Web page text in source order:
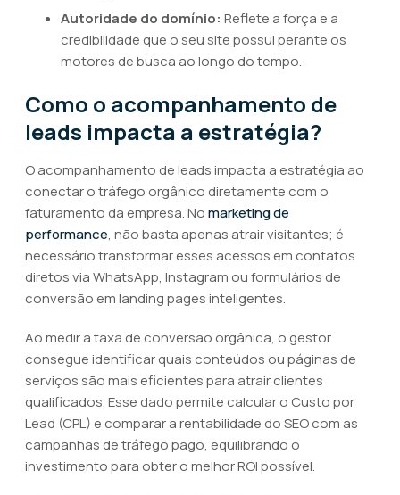
Autoridade do domínio: Reflete a força e a
credibilidade que o seu site possui perante os
motores de busca ao longo do tempo.
Como o acompanhamento de
leads impacta a estratégia?
O acompanhamento de leads impacta a estratégia ao
conectar o tráfego orgânico diretamente com o
faturamento da empresa. Nomarketing de
performance, não basta apenas atrair visitantes; é
necessário transformar esses acessos em contatos
diretos via WhatsApp, Instagram ou formulários de
conversão em landing pages inteligentes.
Ao medir a taxa de conversão orgânica, o gestor
consegue identificar quais conteúdos ou páginas de
serviços são mais eficientes para atrair clientes
qualificados. Esse dado permite calcular o Custo por
Lead (CPL) e comparar a rentabilidade do SEO com as
campanhas de tráfego pago, equilibrando o
investimento para obter o melhor ROI possível.